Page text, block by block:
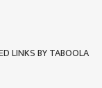
LINKS BY TABOOLA